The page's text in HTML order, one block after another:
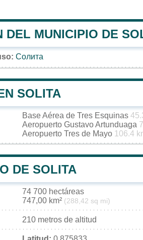
DEL MUNICIPIO DE
Солита
SOLITA
Base Aérea de Tres Esquinas
Aeropuerto Gustavo Artunduaga
Aeropuerto Tres de Mayo 106.4
DE SOLITA
74 700 hectáreas
747,00 km² (288,42 sq mi)
210 metros de altitud